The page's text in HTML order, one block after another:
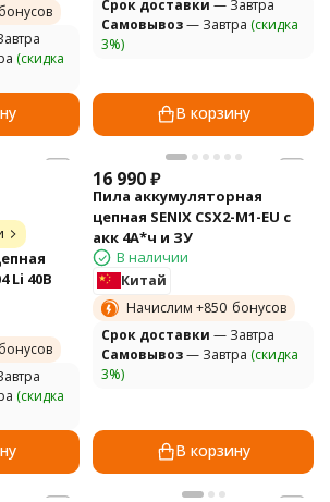
бонусов
(скидка
Cрок доставки — Завтра
Самовывоз— Завтра (скидка
3%)
В корзину
Li 40В
бонусов
(скидка
16 990₽
Пила аккумуляторная
цепная SENIX CSX2-M1-EU с
акк 4А*ч и ЗУ
В наличии
Китай
Начислим +850 бонусов
Cрок доставки — Завтра
Самовывоз— Завтра (скидка
3%)
В корзину